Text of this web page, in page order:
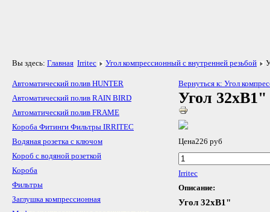
Вы здесь: Главная Irritec Угол компрессионный с внутренней резьбой
Автоматический полив HUNTER
Автоматический полив RAIN BIRD
Автоматический полив FRAME
Короба Фитинги Фильтры IRRITEC
Водяная розетка с ключом
Короб с водяной розеткой
Короба
Фильтры
Заглушка компрессионная
Вернуться к: Угол
Угол 32хB1"
Цена226 руб
Irritec
Описание:
Угол 32хB1"